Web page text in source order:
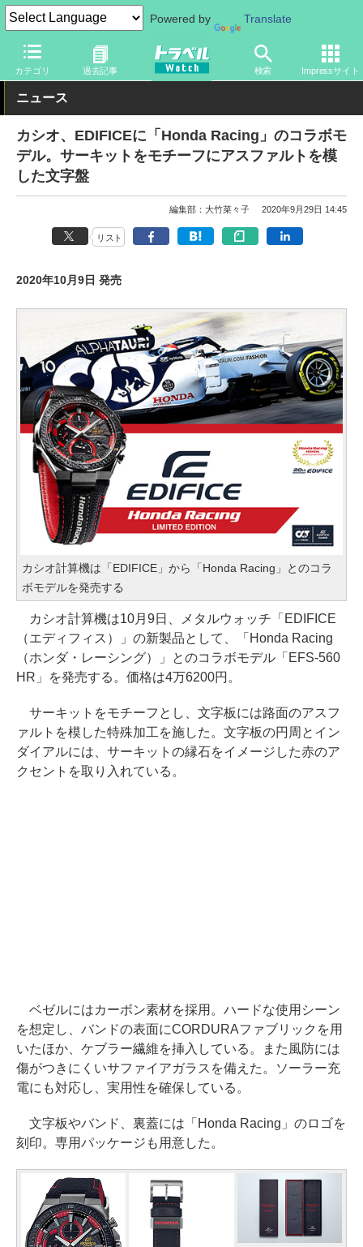
Powered by Translate
カテゴリ 過去記事 検索 Impressサイト
トラベル Watch 旅のアイテム ガジェット その他
ニュース
カシオ、EDIFICEに「Honda Racing」のコラボモ
デル。サーキットをモチーフにアスファルトを模
した文字盤
編集部：大竹菜々子 2020年9月29日 14:45
リスト
2020年10月9日 発売
カシオ計算機は「EDIFICE」から「Honda Racing」とのコラ
ボモデルを発売する
カシオ計算機は10月9日、メタルウォッチ「EDIFICE
（エディフィス）」の新製品として、「Honda Racing
（ホンダ・レーシング）」とのコラボモデル「EFS-560
HR」を発売する。価格は4万6200円。
サーキットをモチーフとし、文字板には路面のアスフ
ァルトを模した特殊加工を施した。文字板の円周とイン
ダイアルには、サーキットの縁石をイメージした赤のア
クセントを取り入れている。
ベゼルにはカーボン素材を採用。ハードな使用シーン
を想定し、バンドの表面にCORDURAファブリックを用
いたほか、ケブラー繊維を挿入している。また風防には
傷がつきにくいサファイアガラスを備えた。ソーラー充
電にも対応し、実用性を確保している。
文字板やバンド、裏蓋には「Honda Racing」のロゴを
刻印。専用パッケージも用意した。